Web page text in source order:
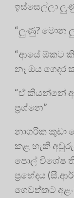
ඉස්සෙල්ලා
“ලුණු? මොන
“ආයේ ඕකට
නෑ ඔය ගෙදර
“ඒ කියන්නේ
ප්‍රශ්නෙ”
නාගරික කුඩා
කළ හැකි
පොල් විශේෂ
ප්‍රභේදය
ගෙවත්තට